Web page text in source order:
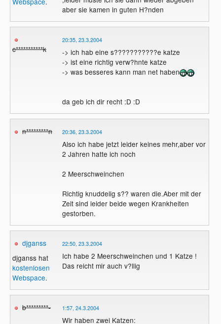
aber sie kamen in guten H?nden
c***********k
20:35, 23.3.2004
-> ich hab eine s???????????e katze
-> ist eine richtig verw?hnte katze
-> was besseres kann man net haben
da geb ich dir recht :D :D
n*********n 20:36, 23.3.2004
Also ich habe jetzt leider keines mehr,aber vor
2 Jahren hatte ich noch
2 Meerschweinchen
Richtig knuddelig s?? waren die.Aber mit der
Zeit sind leider beide wegen Krankheiten
gestorben.
djganss
djganss hat
kostenlosen
Webspace.
22:50, 23.3.2004
Ich habe 2 Meerschweinchen und 1 Katze !
Das reicht mir auch v?llig
b*********- 1:57, 24.3.2004
Wir haben zwei Katzen: